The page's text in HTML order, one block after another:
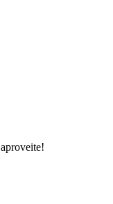
aproveite!